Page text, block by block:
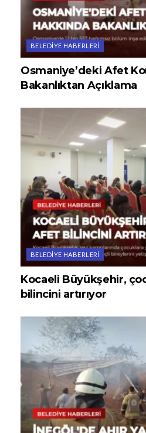
BELEDIYE HABERLERI
Osmaniye’deki Afet
Bakanlıktan Açıklama
BELEDIYE HABERLERI
Kocaeli Büyükşehir,
bilincini artırıyor